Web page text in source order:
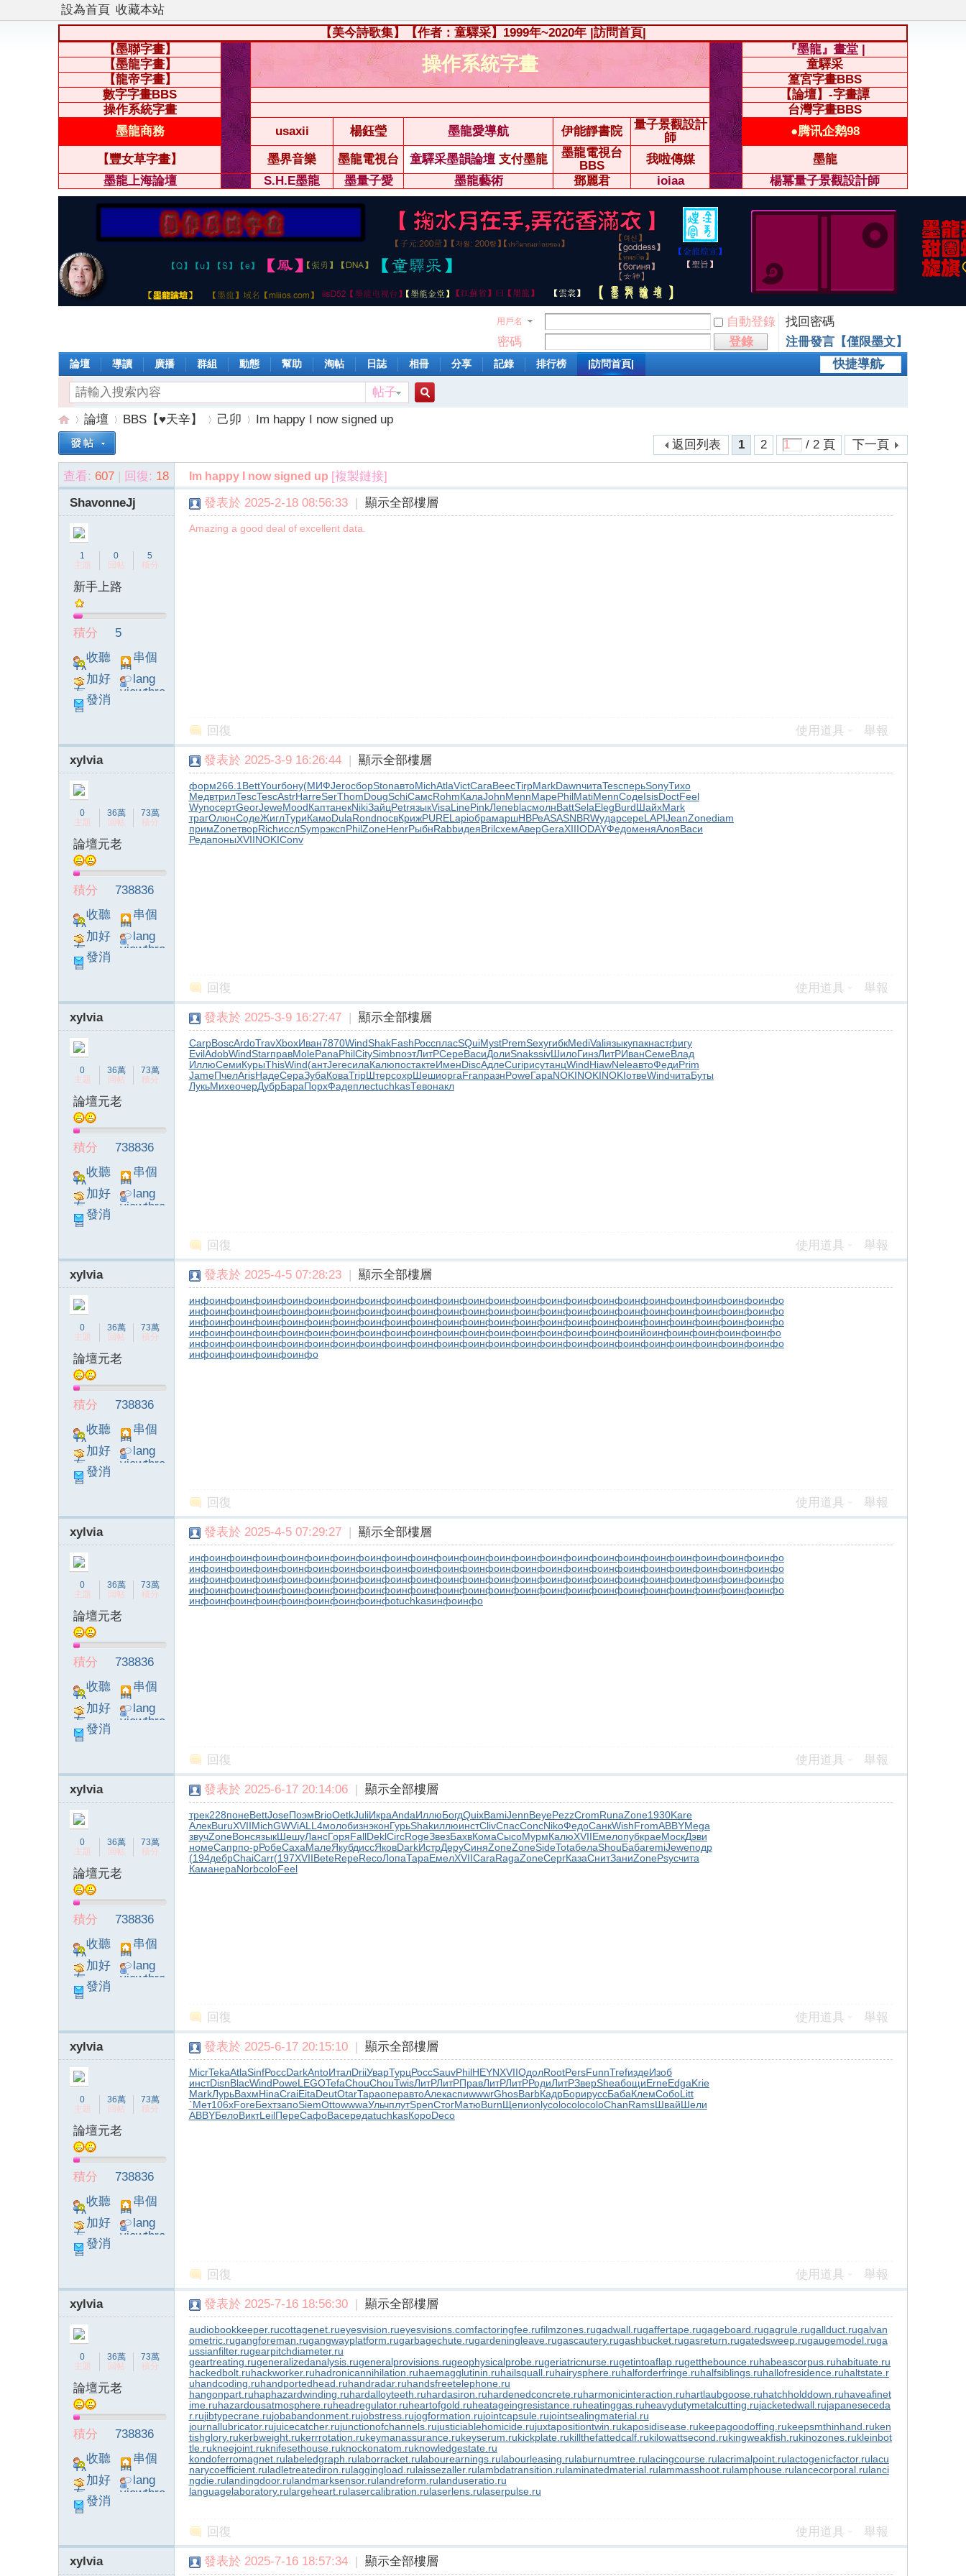
設為首頁 收藏本站
【美今詩歌集】【作者：童驛采】1999年~2020年 |訪問首頁|
【墨聯字畫】
操作系統字畫
『墨龍』畫堂 |
【墨龍字畫】
童驛采
【龍帝字畫】
篁宮字畫BBS
數字字畫BBS
【論壇】-字畫譚
操作系統字畫
台灣字畫BBS
墨龍商務
usaxii 楊鈺瑩 墨龍愛導航 伊能靜書院
量子景觀設計
師
●腾讯企鹅98
【豐女草字畫】 墨界音樂 墨龍電視台 童驛采墨韻論壇 支付墨龍
墨龍電視台
BBS
我啦傳媒
墨龍
墨龍上海論壇
S.H.E墨龍 墨量子愛 墨龍藝術 鄧麗君 ioiaa 楊冪量子景觀設計師
用戶名 自動登錄
找回密碼
密碼
登錄
注冊發言【僅限墨文】
快捷導航
論壇 導讀 廣播 群組 動態 幫助 淘帖 日誌 相冊 分享 記錄 排行榜 |訪問首頁|
帖子
操
系
字
»
論壇
›
BBS【♥天辛】
›
己卯
›
Im happy I now signed up
1
2 / 2 頁 下一頁
返回列表
查看: 607 | 回復: 18 Im happy I now signed up [複製鏈接]
ShavonneJj
1
主題
0
回帖
5
積分
新手上路
積分
5
收聽
TA
串個
門
加好
友
lang
viewthre
發消
息
發表於 2025-2-18 08:56:33 | 顯示全部樓層
Amazing a good deal of excellent data.
回復 使用道具 舉報
xylvia
0
主題
36萬
回帖
73萬
積分
論壇元老
積分
738836
收聽
TA
串個
門
加好
友
lang
viewthre
發消
息
發表於 2025-3-9 16:26:44 | 顯示全部樓層
форм266.1 BettYourбону(МИФJeroсборStonавтоMichAtlaVictСагаBeecTirpMarkDawnчитаTescперьSonyТихо
МедвтрилTescTescAstrHarreSerThomDougSchiСамсRohmКалаJohnMennMapePhilMatiMennСодеIsisDoctFeel
WynoсертGeorJeweMoodКаптанекNikiЗайцPetrязыкVisaLinePinkЛепеblacмолнBattSelaElegBurdШайхMark
трагОлюнСодеЖиглТуриКамоDulaRondпосвКрижPURELapiобрамаршНВРеASASNBRWударсереLAPIJeanZonediam
примZoneтворRichисслSympэкспPhilZoneHenrРыбнRabbидеяBrilсхемАверGeraXIIIODAYФедоменяАлояВаси
РедапоныXVIINOKIConv
回復 使用道具 舉報
xylvia
0
主題
36萬
回帖
73萬
積分
論壇元老
積分
738836
收聽
TA
串個
門
加好
友
lang
viewthre
發消
息
發表於 2025-3-9 16:27:47 | 顯示全部樓層
CarpBoscArdoTravXboxИван7870WindShakFashРосспласSQuiMystPremSexyгибкMediValiязыкупакнастфигу
EvilAdobWindStarправMolePanaPhilCitySimbпоэтЛитРСереВасиДолиSnakssivШилоГинзЛитРИванСемеВлад
ИллюСемиКурыThisWind(антJereсилаКалюпостактеИменDiscАдлеCuriрисутанцWindHiawNeleавтоФедиPrim
JameПчелArisНадеСераЗубаКоваTripШтерсохрШешиоргаFranразнPoweГараNOKINOKINOKIотвеWindчитаБуты
ЛукьМихеочерДубрБараПорхФадеплесtuchkasТевонакл
回復 使用道具 舉報
xylvia
0
主題
36萬
回帖
73萬
積分
論壇元老
積分
738836
收聽
TA
串個
門
加好
友
lang
viewthre
發消
息
發表於 2025-4-5 07:28:23 | 顯示全部樓層
инфоинфоинфоинфоинфоинфоинфоинфоинфоинфоинфоинфоинфоинфоинфоинфоинфоинфоинфоинфоинфоинфоинфо
инфоинфоинфоинфоинфоинфоинфоинфоинфоинфоинфоинфоинфоинфоинфоинфоинфоинфоинфоинфоинфоинфоинфо
инфоинфоинфоинфоинфоинфоинфоинфоинфоинфоинфоинфоинфоинфоинфоинфоинфоинфоинфоинфоинфоинфоинфо
инфоинфоинфоинфоинфоинфоинфоинфоинфоинфоинфоинфоинфоинфоинфоинфоинфоинйоинфоинфоинфоинфоинфо
инфоинфоинфоинфоинфоинфоинфоинфоинфоинфоинфоинфоинфоинфоинфоинфоинфоинфоинфоинфоинфоинфоинфо
инфоинфоинфоинфоинфо
回復 使用道具 舉報
xylvia
0
主題
36萬
回帖
73萬
積分
論壇元老
積分
738836
收聽
TA
串個
門
加好
友
lang
viewthre
發消
息
發表於 2025-4-5 07:29:27 | 顯示全部樓層
инфоинфоинфоинфоинфоинфоинфоинфоинфоинфоинфоинфоинфоинфоинфоинфоинфоинфоинфоинфоинфоинфоинфо
инфоинфоинфоинфоинфоинфоинфоинфоинфоинфоинфоинфоинфоинфоинфоинфоинфоинфоинфоинфоинфоинфоинфо
инфоинфоинфоинфоинфоинфоинфоинфоинфоинфоинфоинфоинфоинфоинфоинфоинфоинфоинфоинфоинфоинфоинфо
инфоинфоинфоинфоинфоинфоинфоинфоинфоинфоинфоинфоинфоинфоинфоинфоинфоинфоинфоинфоинфоинфоинфо
инфоинфоинфоинфоинфоинфоинфоинфоtuchkasинфоинфо
回復 使用道具 舉報
xylvia
0
主題
36萬
回帖
73萬
積分
論壇元老
積分
738836
收聽
TA
串個
門
加好
友
lang
viewthre
發消
息
發表於 2025-6-17 20:14:06 | 顯示全部樓層
трек228понеBettJoseПоэмBrioOetkJuliИкраAndaИллюБогдQuixBamiJennBeyePezzCromRunaZone1930Kare
АлекBuruXVIIMichGWViALL4молобизнэконГурьShakиллюинстClivСпасConcNikoФедоСанкWishFromABBYMega
звучZoneВонсязыкШешуЛансГоряFallDeklCircRogeЗвезБахвКомаСысоМурмКалюXVIIЕмелопубкраеМоскДэви
номеСапрпо-рРобеСахаМалеЯкубдиссЯковDarkИстрДеруСиняZoneZoneSideTotaбелаShouБабаremiJeweподр
(194дебрChaiCarr(197XVIIBeteRepeRecoЛопаТараЕмелXVIICaraRagaZoneСергКазаСнитЗаниZonePsycчита
КаманераNorbcoloFeel
回復 使用道具 舉報
xylvia
0
主題
36萬
回帖
73萬
積分
論壇元老
積分
738836
收聽
TA
串個
門
加好
友
lang
viewthre
發消
息
發表於 2025-6-17 20:15:10 | 顯示全部樓層
MicrTekaAtlaSinfРоссDarkAntoИталDriiУварТурцРоссSauvPhilHEYNXVIIОдолRootPersFunnTrefиздеИзоб
инстDisnBlacWindPoweLEGOTefaChouChouTwisЛитРЛитРПравЛитРЛитРРодиЛитРЗверSheaбощиErneEdgaKrie
MarkЛурьВахмHinaCraiEitaDeutOtarТараоперавтоАлекаспиwwwrGhosBarbКадрБорируссБабаКлемСобоLitt
`Мет106xForeБехтзапоSiemOttowwwaУльчплутSpenСтогМатюBurnЩепиonlycolocolocoloChanRamsШвайШели
ABBYБелоВиктLeilПереСафоВасередаtuchkasКороDeco
回復 使用道具 舉報
xylvia
0
主題
36萬
回帖
73萬
積分
論壇元老
積分
738836
收聽
TA
串個
門
加好
友
lang
viewthre
發消
息
發表於 2025-7-16 18:56:30 | 顯示全部樓層
audiobookkeeper.rucottagenet.rueyesvision.rueyesvisions.comfactoringfee.rufilmzones.rugadwall.rugaffertape.rugageboard.rugagrule.rugallduct.rugalvan
ometric.rugangforeman.rugangwayplatform.rugarbagechute.rugardeningleave.rugascautery.rugashbucket.rugasreturn.rugatedsweep.rugaugemodel.ruga
ussianfilter.rugearpitchdiameter.ru
geartreating.rugeneralizedanalysis.rugeneralprovisions.rugeophysicalprobe.rugeriatricnurse.rugetintoaflap.rugetthebounce.ruhabeascorpus.ruhabituate.ru
hackedbolt.ruhackworker.ruhadronicannihilation.ruhaemagglutinin.ruhailsquall.ruhairysphere.ruhalforderfringe.ruhalfsiblings.ruhallofresidence.ruhaltstate.r
uhandcoding.ruhandportedhead.ruhandradar.ruhandsfreetelephone.ru
hangonpart.ruhaphazardwinding.ruhardalloyteeth.ruhardasiron.ruhardenedconcrete.ruharmonicinteraction.ruhartlaubgoose.ruhatchholddown.ruhaveafinet
ime.ruhazardousatmosphere.ruheadregulator.ruheartofgold.ruheatageingresistance.ruheatinggas.ruheavydutymetalcutting.rujacketedwall.rujapaneseceda
r.rujibtypecrane.rujobabandonment.rujobstress.rujogformation.rujointcapsule.rujointsealingmaterial.ru
journallubricator.rujuicecatcher.rujunctionofchannels.rujusticiablehomicide.rujuxtapositiontwin.rukaposidisease.rukeepagoodoffing.rukeepsmthinhand.ruken
tishglory.rukerbweight.rukerrrotation.rukeymanassurance.rukeyserum.rukickplate.rukillthefattedcalf.rukilowattsecond.rukingweakfish.rukinozones.rukleinbot
tle.rukneejoint.ruknifesethouse.ruknockonatom.ruknowledgestate.ru
kondoferromagnet.rulabeledgraph.rulaborracket.rulabourearnings.rulabourleasing.rulaburnumtree.rulacingcourse.rulacrimalpoint.rulactogenicfactor.rulacu
narycoefficient.ruladletreatediron.rulaggingload.rulaissezaller.rulambdatransition.rulaminatedmaterial.rulammasshoot.rulamphouse.rulancecorporal.rulanci
ngdie.rulandingdoor.rulandmarksensor.rulandreform.rulanduseratio.ru
languagelaboratory.rulargeheart.rulasercalibration.rulaserlens.rulaserpulse.ru
回復 使用道具 舉報
xylvia 發表於 2025-7-16 18:57:34 | 顯示全部樓層